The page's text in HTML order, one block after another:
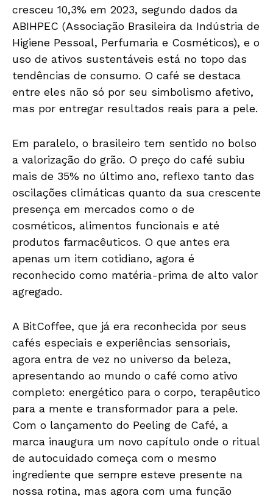
cresceu 10,3% em 2023, segundo dados da
ABIHPEC (Associação Brasileira da Indústria de
Higiene Pessoal, Perfumaria e Cosméticos), e o
uso de ativos sustentáveis está no topo das
tendências de consumo. O café se destaca
entre eles não só por seu simbolismo afetivo,
mas por entregar resultados reais para a pele.
Em paralelo, o brasileiro tem sentido no bolso
a valorização do grão. O preço do café subiu
mais de 35% no último ano, reflexo tanto das
oscilações climáticas quanto da sua crescente
presença em mercados como o de
cosméticos, alimentos funcionais e até
produtos farmacêuticos. O que antes era
apenas um item cotidiano, agora é
reconhecido como matéria-prima de alto valor
agregado.
A BitCoffee, que já era reconhecida por seus
cafés especiais e experiências sensoriais,
agora entra de vez no universo da beleza,
apresentando ao mundo o café como ativo
completo: energético para o corpo, terapêutico
para a mente e transformador para a pele.
Com o lançamento do Peeling de Café, a
marca inaugura um novo capítulo onde o ritual
de autocuidado começa com o mesmo
ingrediente que sempre esteve presente na
nossa rotina, mas agora com uma função